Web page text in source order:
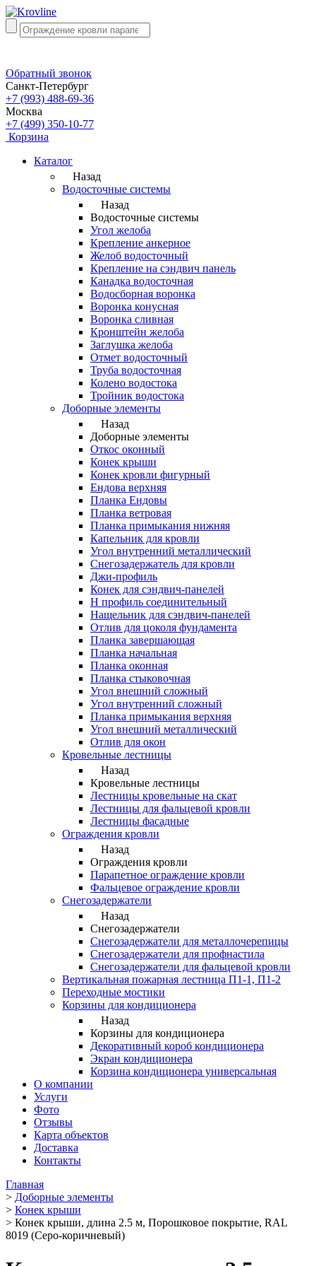
Обратный звонок
Санкт-Петербург
+7 (993) 488-69-36
Москва
+7 (499) 350-10-77
Корзина
Каталог
Назад
Водосточные системы
Назад
Водосточные системы
Угол желоба
Крепление анкерное
Желоб водосточный
Крепление на сэндвич панель
Канадка водосточная
Водосборная воронка
Воронка конусная
Воронка сливная
Кронштейн желоба
Заглушка желоба
Отмет водосточный
Труба водосточная
Колено водостока
Тройник водостока
Доборные элементы
Назад
Доборные элементы
Откос оконный
Конек крыши
Конек кровли фигурный
Ендова верхняя
Планка Ендовы
Планка ветровая
Планка примыкания нижняя
Капельник для кровли
Угол внутренний металлический
Снегозадержатель для кровли
Джи-профиль
Конек для сэндвич-панелей
Н профиль соединительный
Нащельник для сэндвич-панелей
Отлив для цоколя фундамента
Планка завершающая
Планка начальная
Планка оконная
Планка стыковочная
Угол внешний сложный
Угол внутренний сложный
Планка примыкания верхняя
Угол внешний металлический
Отлив для окон
Кровельные лестницы
Назад
Кровельные лестницы
Лестницы кровельные на скат
Лестницы для фальцевой кровли
Лестницы фасадные
Ограждения кровли
Назад
Ограждения кровли
Парапетное ограждение кровли
Фальцевое ограждение кровли
Снегозадержатели
Назад
Снегозадержатели
Снегозадержатели для металлочерепицы
Снегозадержатели для профнастила
Снегозадержатели для фальцевой кровли
Вертикальная пожарная лестница П1-1, П1-2
Переходные мостики
Корзины для кондиционера
Назад
Корзины для кондиционера
Декоративный короб кондиционера
Экран кондиционера
Корзина кондиционера универсальная
О компании
Услуги
Фото
Отзывы
Карта объектов
Доставка
Контакты
Главная
> Доборные элементы
> Конек крыши
> Конек крыши, длина 2.5 м, Порошковое покрытие, RAL
8019 (Серо-коричневый)